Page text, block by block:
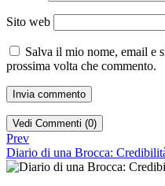
Sito web
Salva il mio nome, email e
prossima volta che commento.
Vedi Commenti (0)
Prev
Diario di una Brocca: